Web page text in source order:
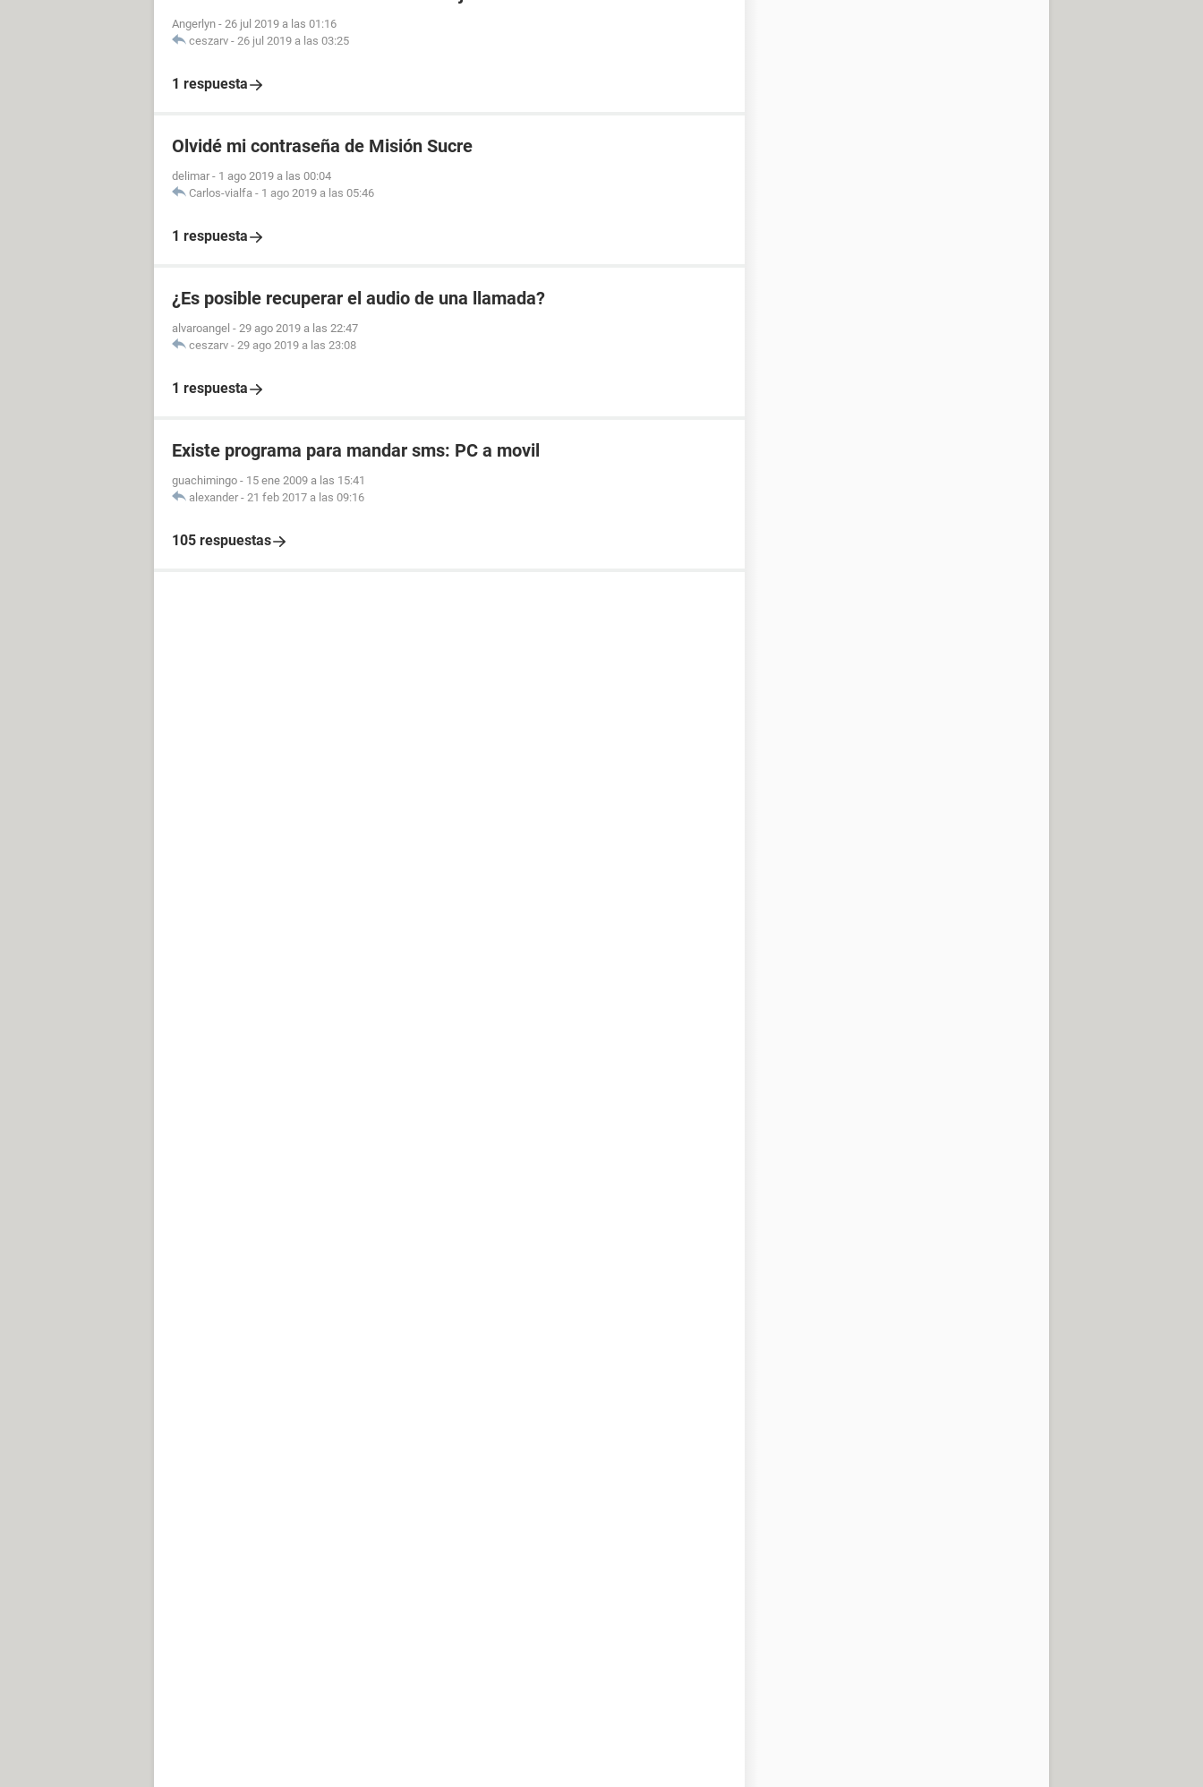
Angerlyn - 26 jul 2019 a las 01:16
ceszarv - 26 jul 2019 a las 03:25
1 respuesta
Olvidé mi contraseña de Misión Sucre
delimar - 1 ago 2019 a las 00:04
Carlos-vialfa - 1 ago 2019 a las 05:46
1 respuesta
¿Es posible recuperar el audio de una llamada?
alvaroangel - 29 ago 2019 a las 22:47
ceszarv - 29 ago 2019 a las 23:08
1 respuesta
Existe programa para mandar sms: PC a movil
guachimingo - 15 ene 2009 a las 15:41
alexander - 21 feb 2017 a las 09:16
105 respuestas